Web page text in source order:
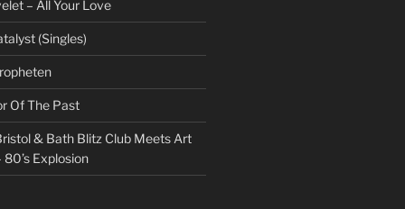
– All Your Love
(Singles)
Of The Past
& Bath Blitz Club Meets Art
Explosion